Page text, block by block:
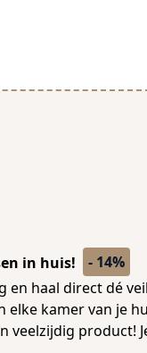
in huis!
- 14%
en haal direct dé
kamer van je
veelzijdig product!